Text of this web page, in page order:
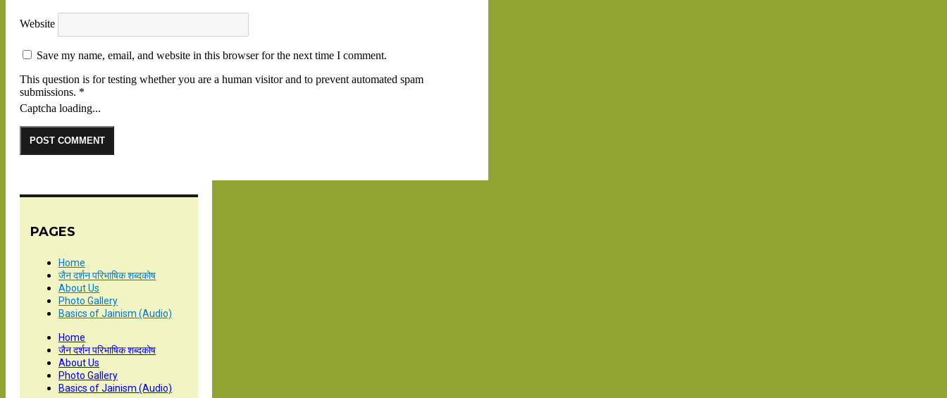
Website
Save my name, email, and website in this browser for the next time I comment.
This question is for testing whether you are a human visitor and to prevent automated spam
submissions. *
Captcha loading...
PAGES
Home
जैन दर्शन परिभाषिक शब्दकोष
About Us
Photo Gallery
Basics of Jainism (Audio)
Home
जैन दर्शन परिभाषिक शब्दकोष
About Us
Photo Gallery
Basics of Jainism (Audio)